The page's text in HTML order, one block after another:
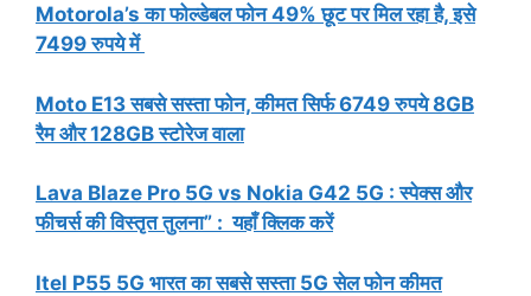
Motorola’s का फोल्डेबल फोन 49% छूट पर मिल रहा है, इसे
7499 रुपये में
Moto E13 सबसे सस्ता फोन, कीमत सिर्फ 6749 रुपये 8GB
रैम और 128GB स्टोरेज वाला
Lava Blaze Pro 5G vs Nokia G42 5G : स्पेक्स और
फीचर्स की विस्तृत तुलना” : यहाँ क्लिक करें
Itel P55 5G भारत का सबसे सस्ता 5G सेल फोन कीमत